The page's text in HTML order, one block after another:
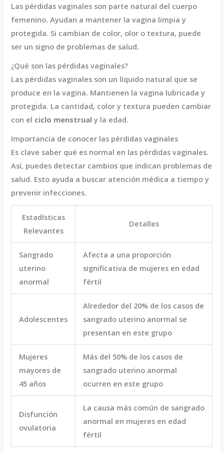
Las pérdidas vaginales son parte natural del cuerpo
femenino. Ayudan a mantener la vagina limpia y
protegida. Si cambian de color, olor o textura, puede
ser un signo de problemas de salud.
¿Qué son las pérdidas vaginales?
Las pérdidas vaginales son un líquido natural que se
produce en la vagina. Mantienen la vagina lubricada y
protegida. La cantidad, color y textura pueden cambiar
con el ciclo menstrual y la edad.
Importancia de conocer las pérdidas vaginales
Es clave saber qué es normal en las pérdidas vaginales.
Así, puedes detectar cambios que indican problemas de
salud. Esto ayuda a buscar atención médica a tiempo y
prevenir infecciones.
Estadísticas
Relevantes
Detalles
Sangrado
uterino
anormal
Afecta a una proporción
significativa de mujeres en edad
fértil
Adolescentes
Alrededor del 20% de los casos de
sangrado uterino anormal se
presentan en este grupo
Mujeres
mayores de
45 años
Más del 50% de los casos de
sangrado uterino anormal
ocurren en este grupo
Disfunción
ovulatoria
La causa más común de sangrado
anormal en mujeres en edad
fértil